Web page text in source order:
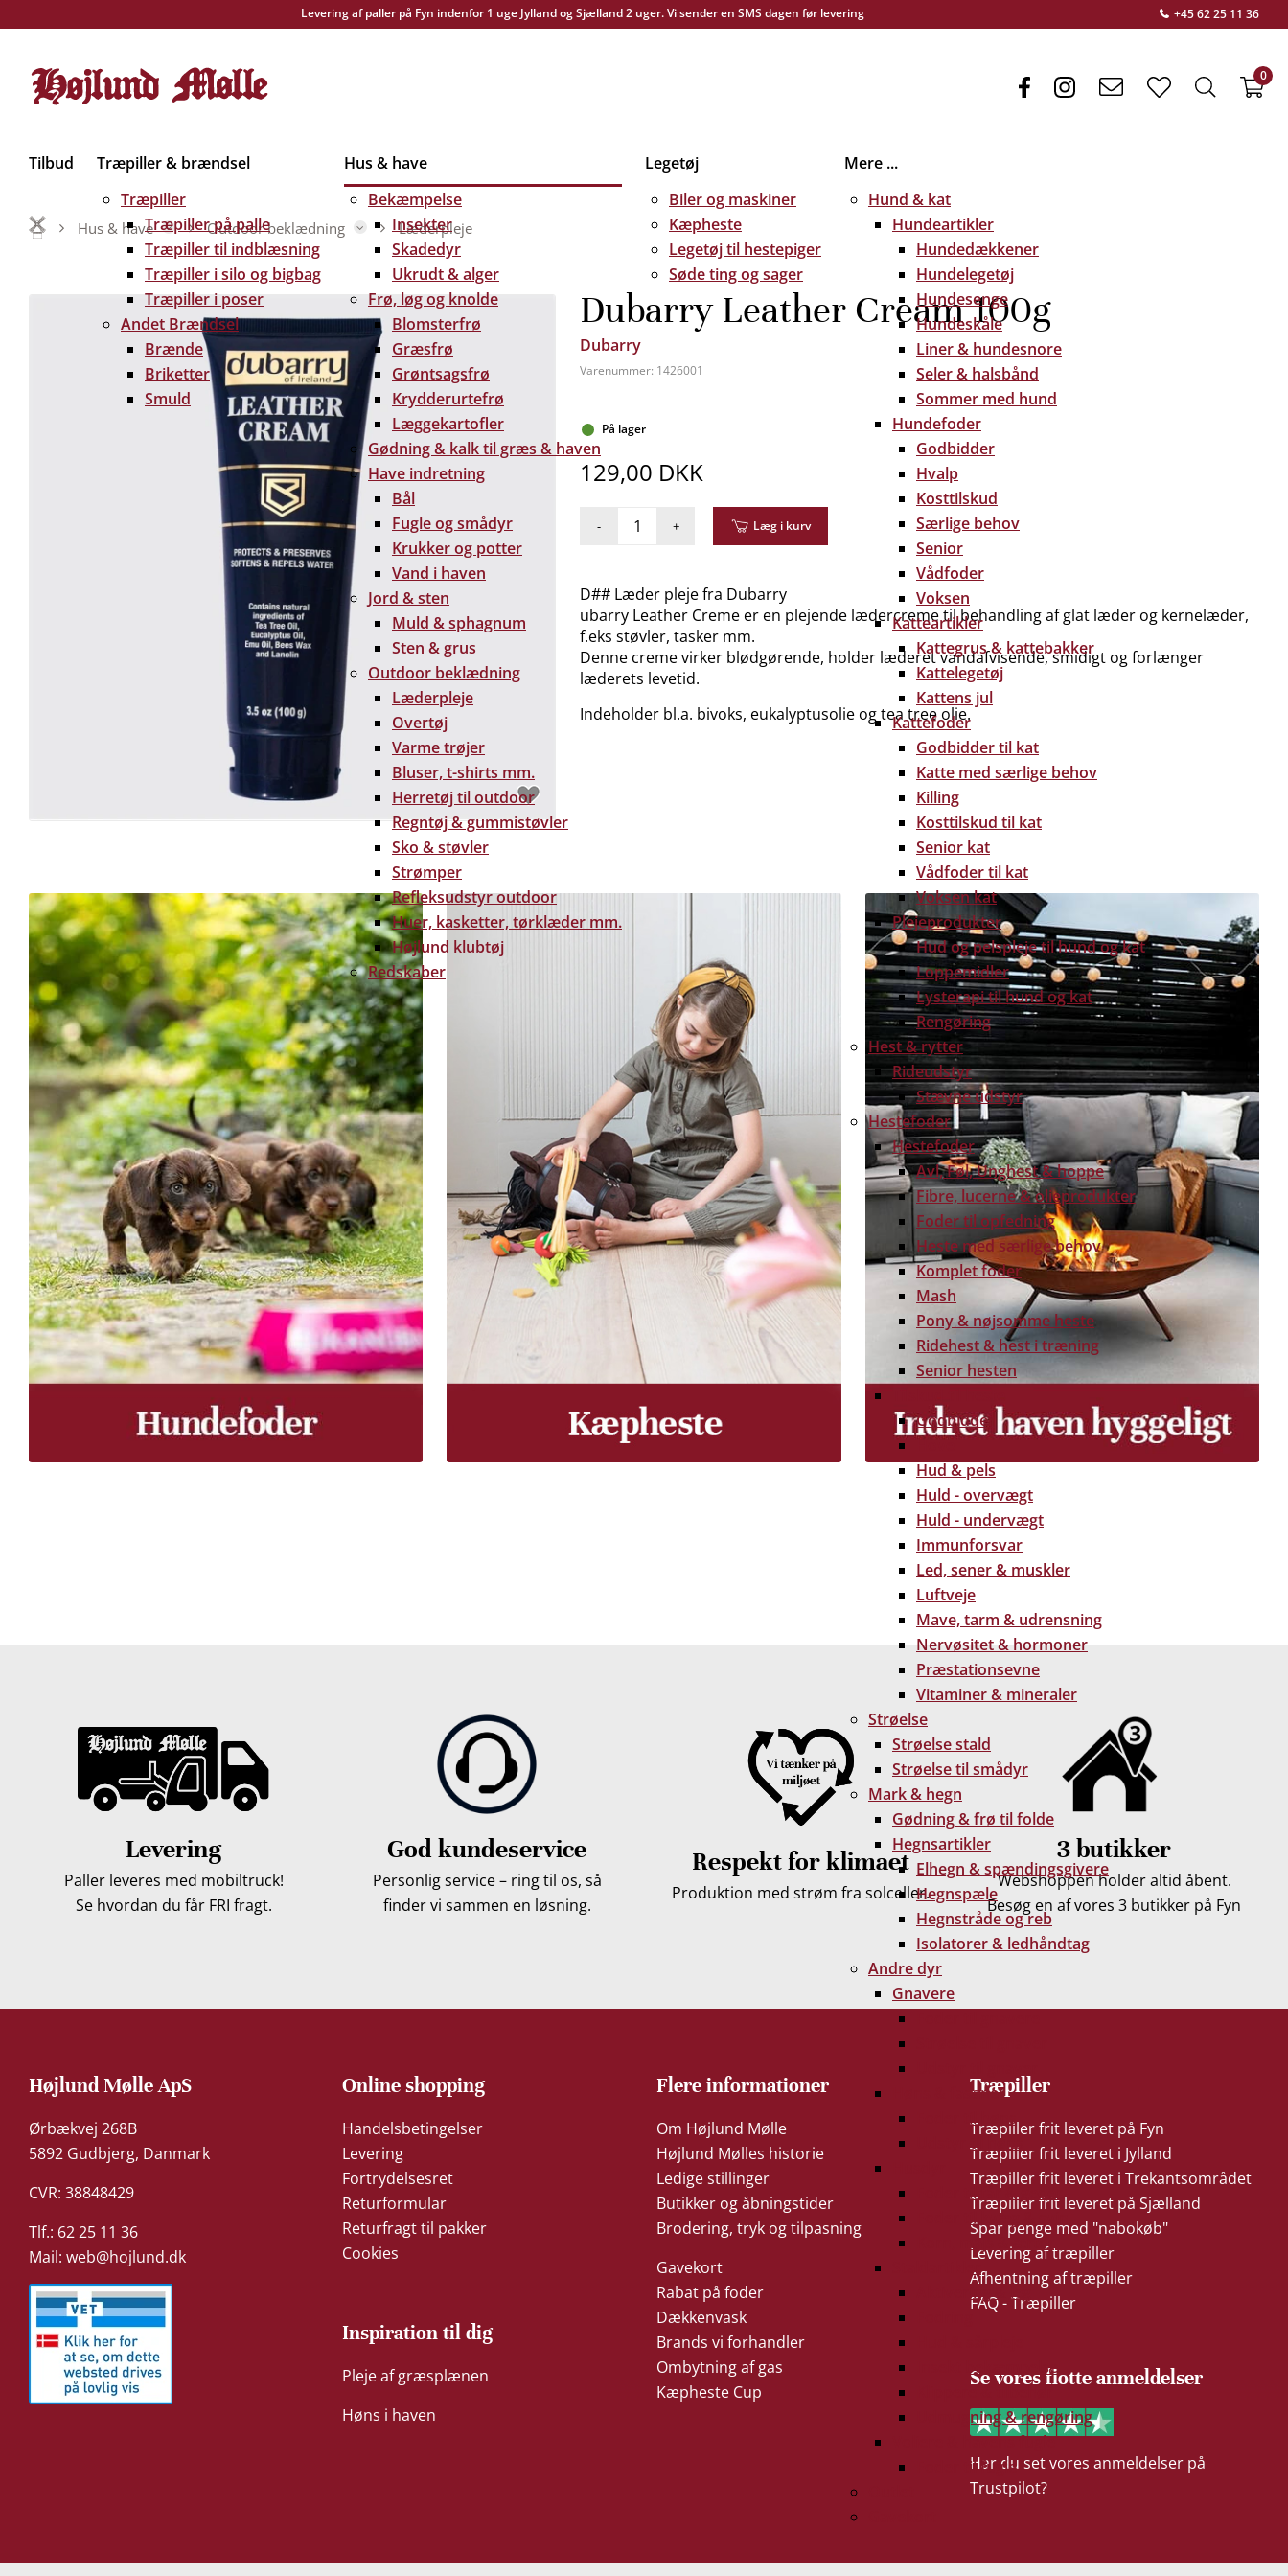
Levering af paller på Fyn indenfor 1 uge Jylland og Sjælland 2 uger. Vi sender en SMS dagen før levering +45 62 25 11 36
Tilbud
Træpiller & brændsel
Træpiller
Træpiller på palle
Træpiller til indblæsning
Træpiller i silo og bigbag
Træpiller i poser
Andet Brændsel
Brænde
Briketter
Smuld
Hus & have
Bekæmpelse
Insekter
Skadedyr
Ukrudt & alger
Frø, løg og knolde
Blomsterfrø
Græsfrø
Grøntsagsfrø
Krydderurtefrø
Læggekartofler
Gødning & kalk til græs & haven
Have indretning
Bål
Fugle og smådyr
Krukker og potter
Vand i haven
Jord & sten
Muld & sphagnum
Sten & grus
Outdoor beklædning
Læderpleje
Overtøj
Varme trøjer
Bluser, t-shirts mm.
Herretøj til outdoor
Regntøj & gummistøvler
Sko & støvler
Strømper
Refleksudstyr outdoor
Huer, kasketter, tørklæder mm.
Højlund klubtøj
Redskaber
Legetøj
Biler og maskiner
Kæpheste
Legetøj til hestepiger
Søde ting og sager
Mere ...
Hund & kat
Hundeartikler
Hundedækkener
Hundelegetøj
Hundesenge
Hundeskåle
Liner & hundesnore
Seler & halsbånd
Sommer med hund
Hundefoder
Godbidder
Hvalp
Kosttilskud
Særlige behov
Senior
Vådfoder
Voksen
Katteartikler
Kattegrus & kattebakker
Kattelegetøj
Kattens jul
Kattefoder
Godbidder til kat
Katte med særlige behov
Killing
Kosttilskud til kat
Senior kat
Vådfoder til kat
Voksen kat
Plejeprodukter
Hud og pelspleje til hund og kat
Loppemidler
Lysterapi til hund og kat
Rengøring
Hest & rytter
Rideudstyr
Stævne udstyr
Hestefoder
Hestefoder
Avl, Føl, Unghest & hoppe
Fibre, lucerne & olieprodukter
Foder til opfedning
Heste med særlige behov
Komplet foder
Mash
Pony & nøjsomme heste
Ridehest & hest i træning
Senior hesten
Godbidder
Hud & pels
Huld - overvægt
Huld - undervægt
Immunforsvar
Led, sener & muskler
Luftveje
Mave, tarm & udrensning
Nervøsitet & hormoner
Præstationsevne
Vitaminer & mineraler
Strøelse
Strøelse stald
Strøelse til smådyr
Mark & hegn
Gødning & frø til folde
Hegnsartikler
Elhegn & spændingsgivere
Hegnspæle
Hegnstråde og reb
Isolatorer & ledhåndtag
Andre dyr
Gnavere
Høns & fasaner
Foder til høns
Udstyr til høns
Foder til får & geder
Foder til kvæg & svin
Korn, majs & ærter
Staldartikler
Aktivering & leg
Insekt bekæmpelse
Udmugning & rengøring
Voliere & havens fugle
Foder til fugle
facebookinstagramenvelopeheart
search0
Hus & have Outdoor beklædning Læderpleje
Dubarry Leather Cream 100g
Dubarry
Varenummer: 1426001
På lager
129,00 DKK
- + Læg i kurv
D## Læder pleje fra Dubarry
ubarry Leather Creme er en plejende lædercreme til behandling af glat læder og kernelæder,
f.eks støvler, tasker mm.
Denne creme virker blødgørende, holder læderet vandafvisende, smidigt og forlænger
læderets levetid.
Indeholder bl.a. bivoks, eukalyptusolie og tea tree olie.
Bor du i Odense, Svendborg, Nyborg, Kerteminde, Faaborg, Middelfart, Otterup eller et andet sted på Fyn? Vi leverer gratis dine træpiller på hele Fyn. Uanset hvor på Fyn
du bor, kan du få leveret træpiller indenfor 5 hverdage. Vores lastbiler kommer hele Fyn rundt i løbet af en uge, så du kan få leveret dine træpiller.
Levering
Paller leveres med mobiltruck!
Se hvordan du får FRI fragt.
God kundeservice
Personlig service – ring til os, så
finder vi sammen en løsning.
Respekt for klimaet
Produktion med strøm fra solceller.
3 butikker
Webshoppen holder altid åbent.
Besøg en af vores 3 butikker på Fyn
Højlund Mølle ApS
Ørbækvej 268B
5892 Gudbjerg, Danmark
CVR: 38848429
Tlf.: 62 25 11 36
Mail: web@hojlund.dk
Online shopping
Handelsbetingelser
Levering
Fortrydelsesret
Returformular
Returfragt til pakker
Cookies
Inspiration til dig
Pleje af græsplænen
Høns i haven
Flere informationer
Om Højlund Mølle
Højlund Mølles historie
Ledige stillinger
Butikker og åbningstider
Brodering, tryk og tilpasning
Gavekort
Rabat på foder
Dækkenvask
Brands vi forhandler
Ombytning af gas
Kæpheste Cup
Træpiller
Træpiller frit leveret på Fyn
Træpiller frit leveret i Jylland
Træpiller frit leveret i Trekantsområdet
Træpiller frit leveret på Sjælland
Spar penge med "nabokøb"
Levering af træpiller
Afhentning af træpiller
FAQ - Træpiller
Se vores flotte anmeldelser
Har du set vores anmeldelser på
Trustpilot?